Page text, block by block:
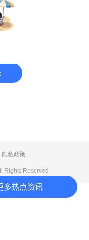
多热点资讯
隐私政策
Rights Reserved